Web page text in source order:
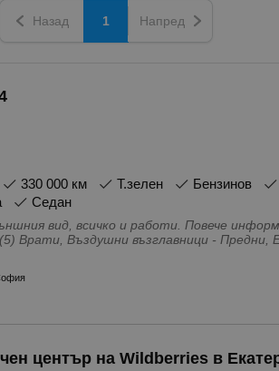
Назад 1 Напред
330 000 км Т.зелен Бензинов
Седан
вид, всичко и работи. Повече
Врати, Въздушни възглавници -
усилвател на волана, Система за
Централно заключване
център на Wildberries в